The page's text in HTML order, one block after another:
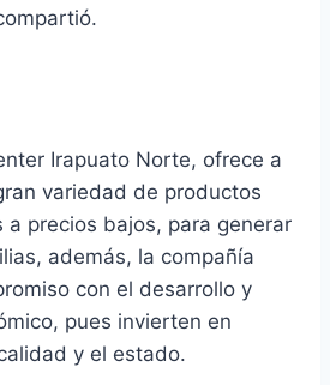
Irapuato Norte, ofrece a
variedad de productos
a precios bajos, para generar
además, la compañía
con el desarrollo y
pues invierten en
y el estado.